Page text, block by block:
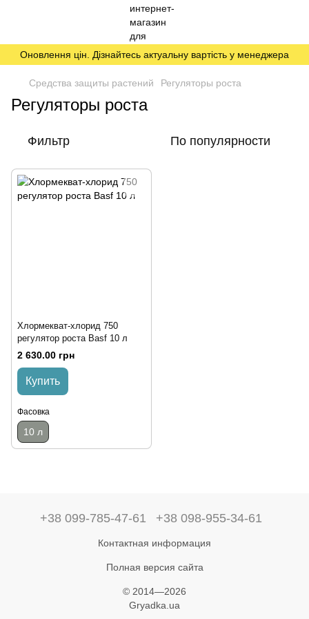
Оновлення цін. Дізнайтесь актуальну вартість у менеджера
Средства защиты растений Регуляторы роста
Регуляторы роста
Фильтр По популярности
Хлормекват-хлорид 750
регулятор роста Basf 10 л
2 630.00 грн
Купить
Фасовка
10 л
+38 099-785-47-61 +38 098-955-34-61
Контактная информация
Полная версия сайта
© 2014—2026
Gryadka.ua